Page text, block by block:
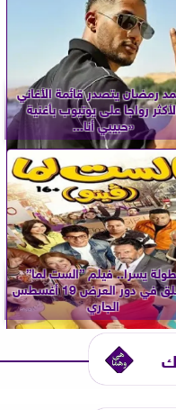
رمضان يتصدر قائمة الأغاني
رواجا على يوتيوب بأغنية
«حبيبي أنا...
يسرا.. فيلم ”الست لما”
ينطلق في دور العرض 19 أغسطس
الجاري